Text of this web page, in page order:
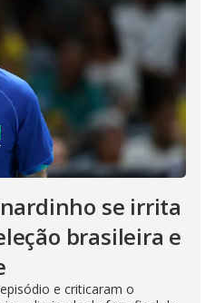
se irrita
brasileira e
e criticaram o